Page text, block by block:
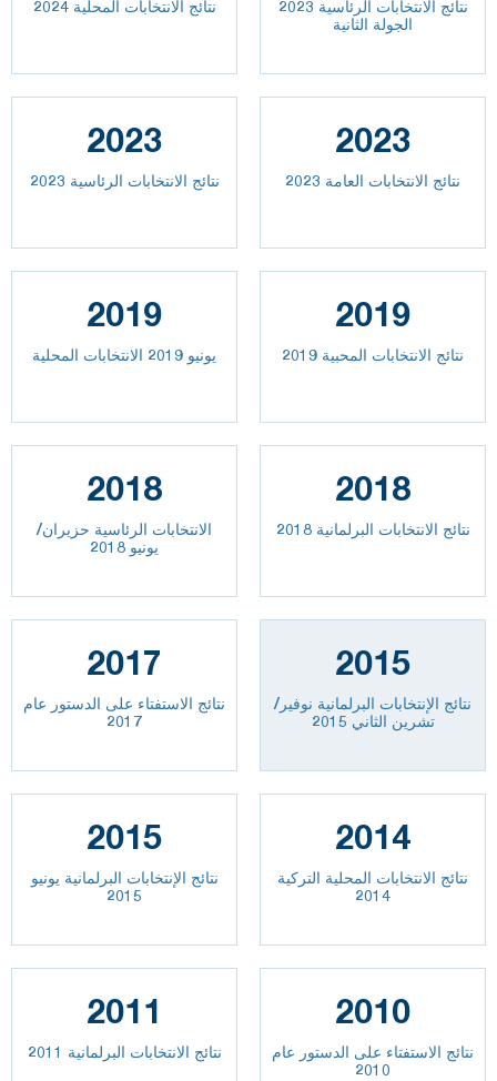
نتائج الانتخابات المحلية 2024
نتائج الانتخابات الرئاسية 2023
الجولة الثانية
2023
نتائج الانتخابات الرئاسية 2023
2023
2023 نتائج الانتخابات العامة
2019
يونيو 2019 الانتخابات المحلية
2019
نتائج الانتخابات المحبية 2019
2018
الانتخابات الرئاسية حزيران/
يونيو 2018
2018
نتائج الانتخابات البرلمانية 2018
2017
نتائج الاستفتاء على الدستور عام
2017
2015
نتائج الإنتخابات البرلمانية نوفير/
تشرين الثاني 2015
2015
نتائج الإنتخابات البرلمانية يونيو
2015
2014
نتائج الانتخابات المحلية التركية
2014
2011
نتائج الانتخابات البرلمانية 2011
2010
نتائج الاستفتاء على الدستور عام
2010